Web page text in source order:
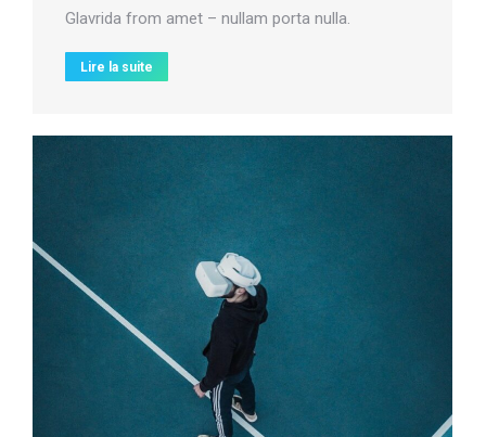
Glavrida from amet – nullam porta nulla.
Lire la suite